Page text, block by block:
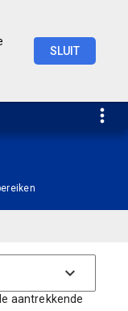
In
aantrekkende
SLUIT